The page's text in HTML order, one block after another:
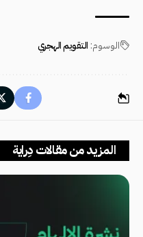
الوسوم: التقويم الهجري
المزيد من مقالات دِراية